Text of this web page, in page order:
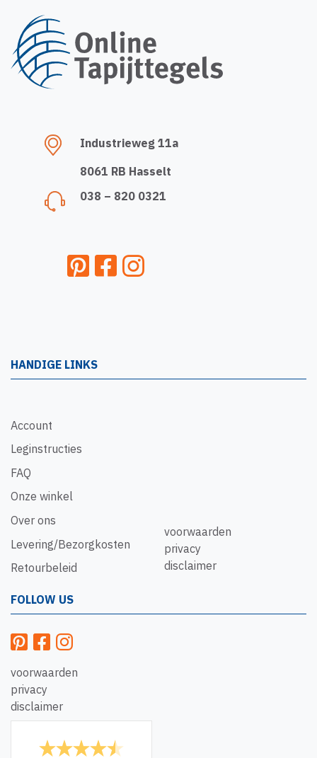
Industrieweg 11a
8061 RB Hasselt
038 – 820 0321
HANDIGE LINKS
Account
Leginstructies
FAQ
Onze winkel
Over ons
Levering/Bezorgkosten
Retourbeleid
voorwaarden
privacy
disclaimer
FOLLOW US
voorwaarden
privacy
disclaimer